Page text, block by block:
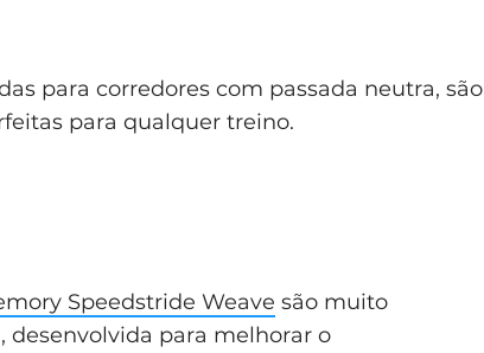
para corredores com passada neutra, são
para qualquer treino.
Speedstride Weave são muito
desenvolvida para melhorar o